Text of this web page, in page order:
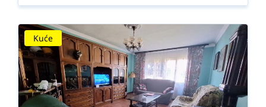
Kuće